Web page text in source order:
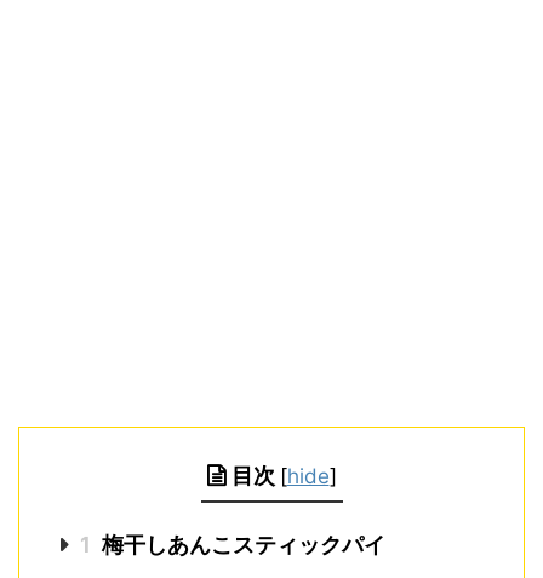
目次 [hide]
1 梅干しあんこスティックパイ